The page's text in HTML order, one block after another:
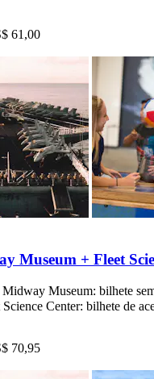
61,00
Museum + Fleet
Museum: bilhete
Science Center: bilhete de
70,95